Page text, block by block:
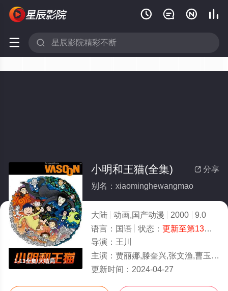
   
 
1-13全集/大结局
 分享
小明和王猫(全集)
别名：xiaominghewangmao
大陆 动画,国产动漫 2000
9.0
语言： 国语 状态： 更新至第13集
导演： 王川
主演： 贾丽娜,滕奎兴,张文渔,曹玉敏,郝琳杰,刘海霞,刘莉,徐琳,佟春光
更新时间： 2024-04-27